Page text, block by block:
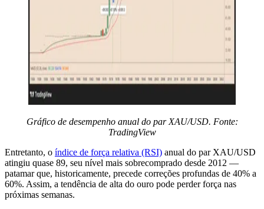
Gráfico de desempenho anual do par XAU/USD. Fonte:
TradingView
Entretanto, o índice de força relativa (RSI) anual do par XAU/USD
atingiu quase 89, seu nível mais sobrecomprado desde 2012 —
patamar que, historicamente, precede correções profundas de 40% a
60%. Assim, a tendência de alta do ouro pode perder força nas
próximas semanas.